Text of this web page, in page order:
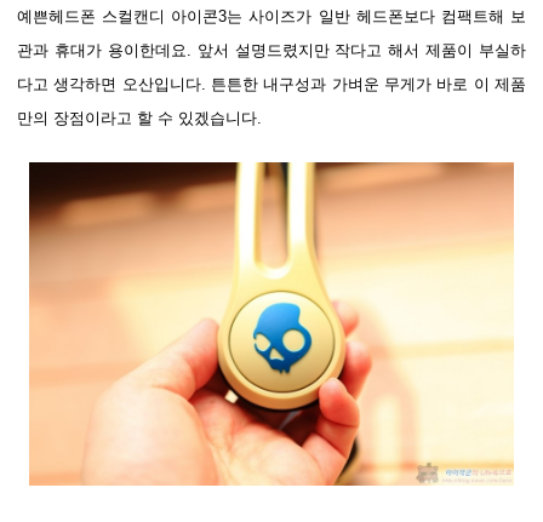
예쁜헤드폰 스컬캔디 아이콘3는 사이즈가 일반 헤드폰보다 컴팩트해 보
관과 휴대가 용이한데요. 앞서 설명드렸지만 작다고 해서 제품이 부실하
다고 생각하면 오산입니다. 튼튼한 내구성과 가벼운 무게가 바로 이 제품
만의 장점이라고 할 수 있겠습니다.